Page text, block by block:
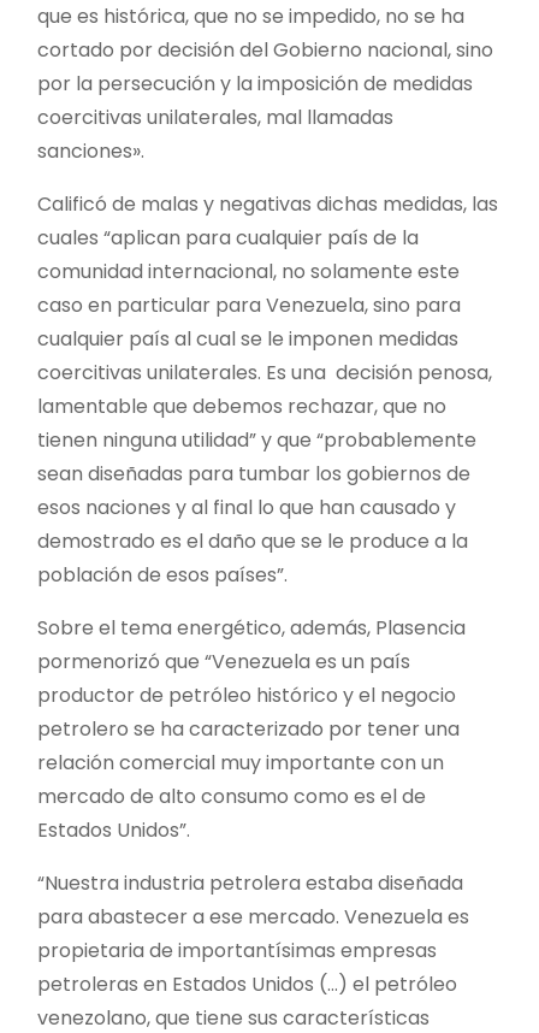
que es histórica, que no se impedido, no se ha
cortado por decisión del Gobierno nacional, sino
por la persecución y la imposición de medidas
coercitivas unilaterales, mal llamadas
sanciones».
Calificó de malas y negativas dichas medidas, las
cuales “aplican para cualquier país de la
comunidad internacional, no solamente este
caso en particular para Venezuela, sino para
cualquier país al cual se le imponen medidas
coercitivas unilaterales. Es una decisión penosa,
lamentable que debemos rechazar, que no
tienen ninguna utilidad” y que “probablemente
sean diseñadas para tumbar los gobiernos de
esos naciones y al final lo que han causado y
demostrado es el daño que se le produce a la
población de esos países”.
Sobre el tema energético, además, Plasencia
pormenorizó que “Venezuela es un país
productor de petróleo histórico y el negocio
petrolero se ha caracterizado por tener una
relación comercial muy importante con un
mercado de alto consumo como es el de
Estados Unidos”.
“Nuestra industria petrolera estaba diseñada
para abastecer a ese mercado. Venezuela es
propietaria de importantísimas empresas
petroleras en Estados Unidos (…) el petróleo
venezolano, que tiene sus características